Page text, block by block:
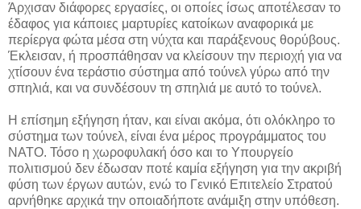
Άρχισαν διάφορες εργασίες, οι οποίες ίσως αποτέλεσαν το
έδαφος για κάποιες μαρτυρίες κατοίκων αναφορικά με
περίεργα φώτα μέσα στη νύχτα και παράξενους θορύβους.
Έκλεισαν, ή προσπάθησαν να κλείσουν την περιοχή για να
χτίσουν ένα τεράστιο σύστημα από τούνελ γύρω από την
σπηλιά, και να συνδέσουν τη σπηλιά με αυτό το τούνελ.
Η επίσημη εξήγηση ήταν, και είναι ακόμα, ότι ολόκληρο το
σύστημα των τούνελ, είναι ένα μέρος προγράμματος του
ΝΑΤΟ. Τόσο η χωροφυλακή όσο και το Υπουργείο
πολιτισμού δεν έδωσαν ποτέ καμία εξήγηση για την ακριβή
φύση των έργων αυτών, ενώ το Γενικό Επιτελείο Στρατού
αρνήθηκε αρχικά την οποιαδήποτε ανάμιξη στην υπόθεση.